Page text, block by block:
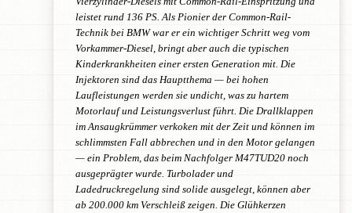
leistet rund 136 PS. Als Pionier der Common-Rail-
Technik bei BMW war er ein wichtiger Schritt weg vom
Vorkammer-Diesel, bringt aber auch die typischen
Kinderkrankheiten einer ersten Generation mit. Die
Injektoren sind das Hauptthema — bei hohen
Laufleistungen werden sie undicht, was zu hartem
Motorlauf und Leistungsverlust führt. Die Drallklappen
im Ansaugkrümmer verkoken mit der Zeit und können im
schlimmsten Fall abbrechen und in den Motor gelangen
— ein Problem, das beim Nachfolger M47TUD20 noch
ausgeprägter wurde. Turbolader und
Ladedruckregelung sind solide ausgelegt, können aber
ab 200.000 km Verschleiß zeigen. Die Glühkerzen